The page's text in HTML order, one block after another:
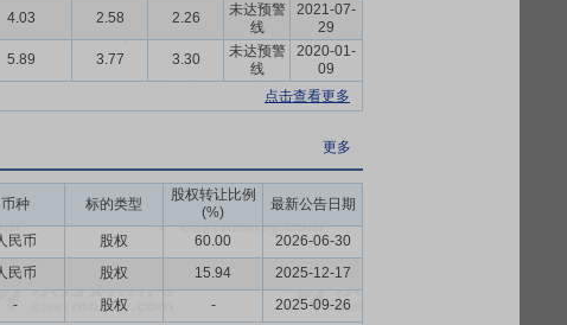
4.03 2.58 2.26
未达预警
线
2021-07-
29
5.89 3.77 3.30
未达预警
线
2020-01-
09
点击查看更多
更多
币种 标的类型
股权转让比例
(%)
最新公告日期
民币 股权 60.00
2026-06-30
民币 股权 15.94
2025-12-17
- 股权 -
2025-09-26